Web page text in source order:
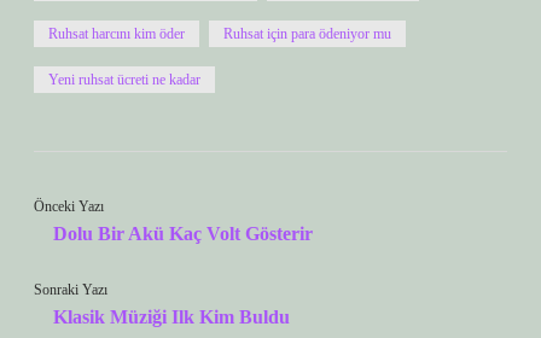
Ruhsat harcını kim öder Ruhsat için para ödeniyor mu
Yeni ruhsat ücreti ne kadar
Önceki Yazı
Dolu Bir Akü Kaç Volt Gösterir
Sonraki Yazı
Klasik Müziği Ilk Kim Buldu